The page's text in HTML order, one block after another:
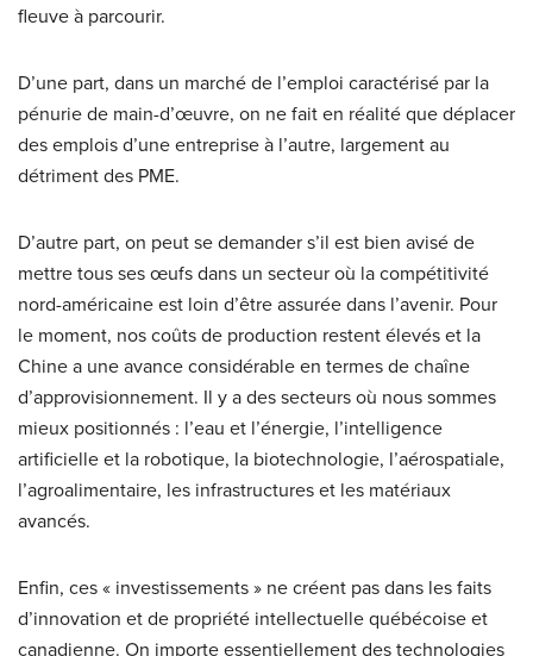
fleuve à parcourir.
D’une part, dans un marché de l’emploi caractérisé par la
pénurie de main-d’œuvre, on ne fait en réalité que déplacer
des emplois d’une entreprise à l’autre, largement au
détriment des PME.
D’autre part, on peut se demander s’il est bien avisé de
mettre tous ses œufs dans un secteur où la compétitivité
nord-américaine est loin d’être assurée dans l’avenir. Pour
le moment, nos coûts de production restent élevés et la
Chine a une avance considérable en termes de chaîne
d’approvisionnement. Il y a des secteurs où nous sommes
mieux positionnés : l’eau et l’énergie, l’intelligence
artificielle et la robotique, la biotechnologie, l’aérospatiale,
l’agroalimentaire, les infrastructures et les matériaux
avancés.
Enfin, ces « investissements » ne créent pas dans les faits
d’innovation et de propriété intellectuelle québécoise et
canadienne. On importe essentiellement des technologies